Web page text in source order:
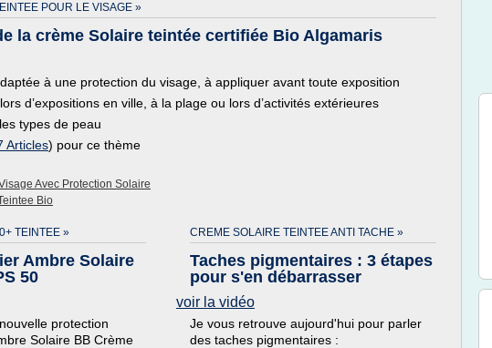
POUR LE VISAGE »
la crème Solaire teintée certifiée Bio Algamaris
à une protection du visage, à appliquer avant toute exposition
d’expositions en ville, à la plage ou lors d’activités extérieures
types de peau
Articles) pour ce thème
Avec Protection Solaire
Bio
TEINTEE »
Ambre Solaire
50
protection
Solaire BB Crème
CREME SOLAIRE TEINTEE ANTI TACHE »
Taches pigmentaires : 3 étapes
pour s'en débarrasser
voir la vidéo
Je vous retrouve aujourd'hui pour parler
des taches pigmentaires :